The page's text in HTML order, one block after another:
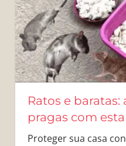
Ratos e baratas:
pragas com
Proteger sua casa